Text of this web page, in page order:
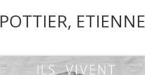
POTTIER, ETIENNE